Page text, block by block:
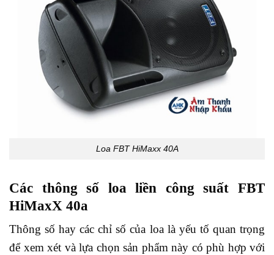
Loa FBT HiMaxx 40A
Các thông số loa liền công suất FBT
HiMaxX 40a
Thông số hay các chỉ số của loa là yếu tố quan trọng
để xem xét và lựa chọn sản phẩm này có phù hợp với